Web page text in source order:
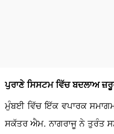
ਪੁਰਾਣੇ ਸਿਸਟਮ ਵਿੱਚ ਬਦਲਾਅ
ਮੁੰਬਈ ਵਿੱਚ ਇੱਕ ਵਪਾਰਕ ਸਮਾਗਮ
ਸਕੱਤਰ ਐਮ.ਨਾਗਰਾਜੂਨੇ ਤੁਰੰਤ